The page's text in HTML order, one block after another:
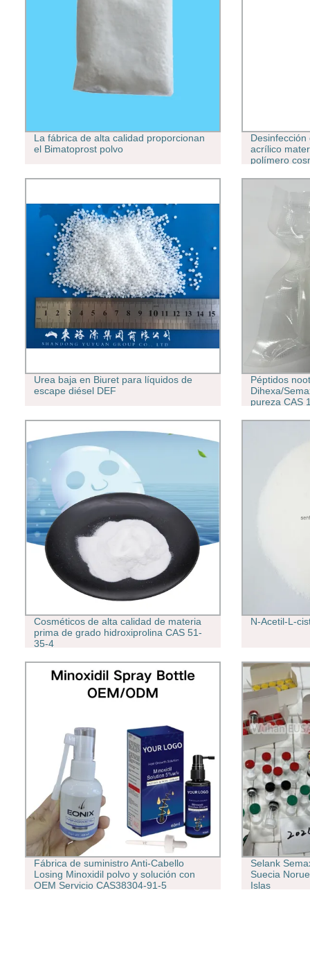
La fábrica de alta calidad proporcionan
el Bimatoprost polvo
acrílico
polímero
espesante
Urea baja en Biuret para líquidos de
escape diésel DEF
Péptidos
Dihexa/
pureza CAS
Cosméticos de alta calidad de materia
prima de grado hidroxiprolina CAS 51-
35-4
N-Acetil-L-
Fábrica de suministro Anti-Cabello
Losing Minoxidil polvo y solución con
OEM Servicio CAS38304-91-5
Selank
Suecia
Islas